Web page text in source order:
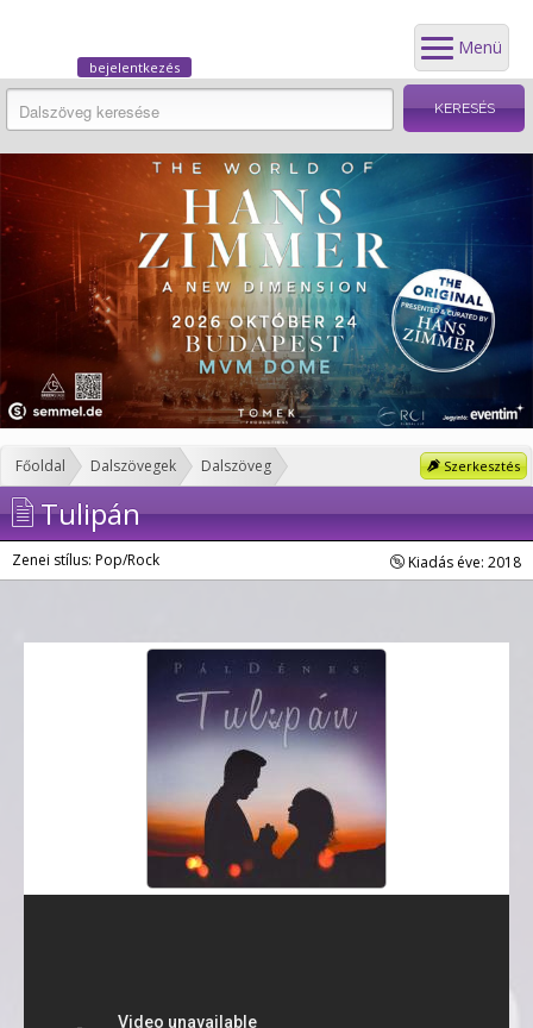
Menü
bejelentkezés
Szerkesztés
Főoldal Dalszövegek Dalszöveg
Tulipán
Zenei stílus: Pop/Rock Kiadás éve: 2018